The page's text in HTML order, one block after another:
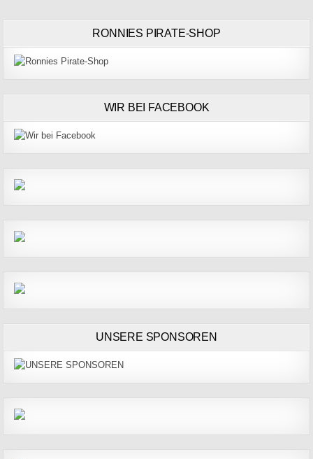
RONNIES PIRATE-SHOP
WIR BEI FACEBOOK
UNSERE SPONSOREN